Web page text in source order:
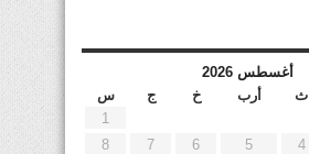
أغسطس 2026
ث أرب خ ج
س
1
4
5
6
7
8